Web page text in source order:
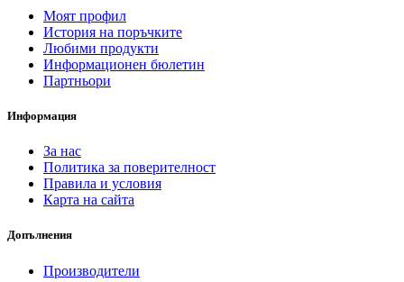
Моят профил
История на поръчките
Любими продукти
Информационен бюлетин
Партньори
Информация
За нас
Политика за поверителност
Правила и условия
Карта на сайта
Допълнения
Производители